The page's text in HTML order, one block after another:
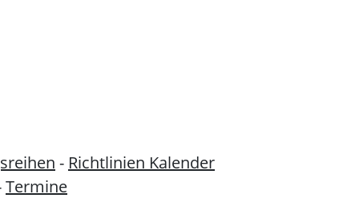
- Richtlinien Kalender
Termine